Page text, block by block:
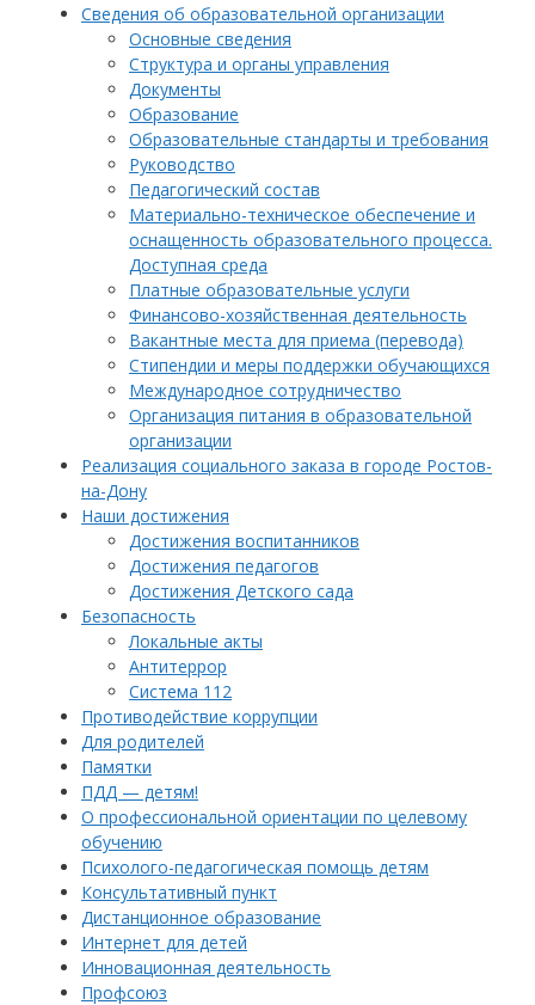
Сведения об образовательной организации
Основные сведения
Структура и органы управления
Документы
Образование
Образовательные стандарты и требования
Руководство
Педагогический состав
Материально-техническое обеспечение и
оснащенность образовательного процесса.
Доступная среда
Платные образовательные услуги
Финансово-хозяйственная деятельность
Вакантные места для приема (перевода)
Стипендии и меры поддержки обучающихся
Международное сотрудничество
Организация питания в образовательной
организации
Реализация социального заказа в городе Ростов-
на-Дону
Наши достижения
Достижения воспитанников
Достижения педагогов
Достижения Детского сада
Безопасность
Локальные акты
Антитеррор
Система 112
Противодействие коррупции
Для родителей
Памятки
ПДД — детям!
О профессиональной ориентации по целевому
обучению
Психолого-педагогическая помощь детям
Консультативный пункт
Дистанционное образование
Интернет для детей
Инновационная деятельность
Профсоюз